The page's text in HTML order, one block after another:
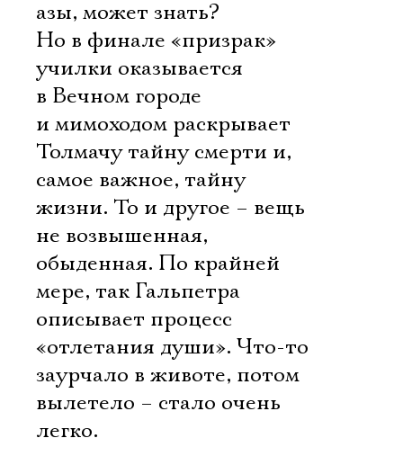
азы, может знать?
Но в финале «призрак»
училки оказывается
в Вечном городе
и мимоходом раскрывает
Толмачу тайну смерти и,
самое важное, тайну
жизни. То и другое – вещь
не возвышенная,
обыденная. По крайней
мере, так Гальпетра
описывает процесс
«отлетания души». Что-то
заурчало в животе, потом
вылетело – стало очень
легко.